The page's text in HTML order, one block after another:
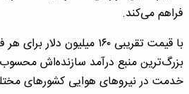
فراهم می‌کند.
بزرگ‌ترین منبع درآمد سازنده‌اش
خدمت در نیروهای هوایی کشورهای